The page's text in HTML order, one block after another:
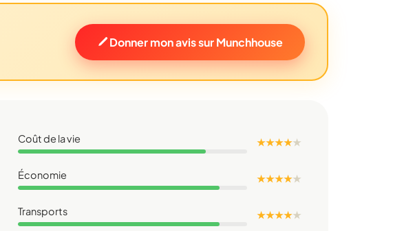
Donner mon avis sur Munchhouse
Coût de la vie ★ ★ ★ ★★
Économie ★ ★ ★ ★★
Transports ★ ★ ★ ★★